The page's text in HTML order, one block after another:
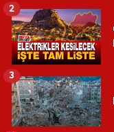
2
3